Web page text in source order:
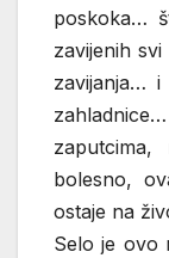
poskoka…
zavijenih
zavijanja…
bolesno,
ostaje na
Selo je ovo